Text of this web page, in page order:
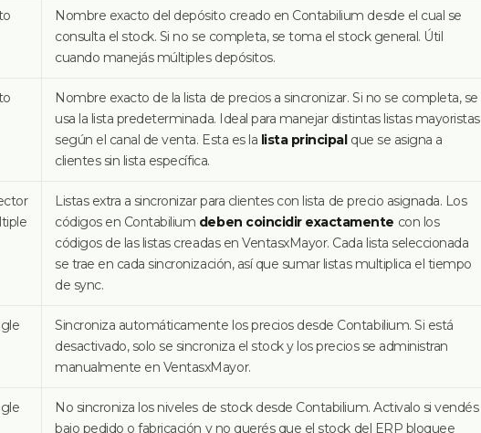
Nombre exacto del depósito creado en Contabilium desde el cual se
consulta el stock. Si no se completa, se toma el stock general. Útil
cuando manejás múltiples depósitos.
Nombre exacto de la lista de precios a sincronizar. Si no se completa, se
usa la lista predeterminada. Ideal para manejar distintas listas mayoristas
según el canal de venta. Esta es la lista principalque se asigna a
clientes sin lista específica.
Listas extra a sincronizar para clientes con lista de precio asignada. Los
códigos en Contabilium deben coincidir exactamente con los
códigos de las listas creadas en VentasxMayor. Cada lista seleccionada
se trae en cada sincronización, así que sumar listas multiplica el tiempo
de sync.
Sincroniza automáticamente los precios desde Contabilium. Si está
desactivado, solo se sincroniza el stock y los precios se administran
manualmente en VentasxMayor.
No sincroniza los niveles de stock desde Contabilium. Activalo si vendés
bajo pedido o fabricación y no querés que el stock del ERP bloquee